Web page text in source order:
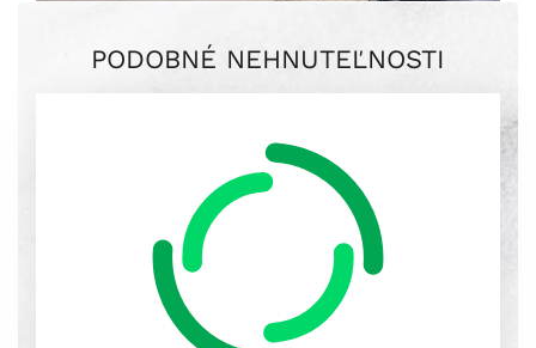
PODOBNÉ NEHNUTEĽNOSTI